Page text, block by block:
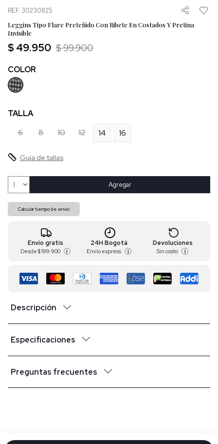
REF. 30230825
Leggins Tipo Flare Preteñido Con Ribete En Costados Y Pretina
Invisible
$ 49.950 $ 99.900
COLOR
TALLA
6
8 10 12 14 16
Guia de tallas
Agregar
Calcular tiempo de envío
Envío gratis
Desde $ 199.900 i
24H Bogotá
Envío express i
Devoluciones
Sin costo i
Descripción
Especificaciones
Preguntas frecuentes